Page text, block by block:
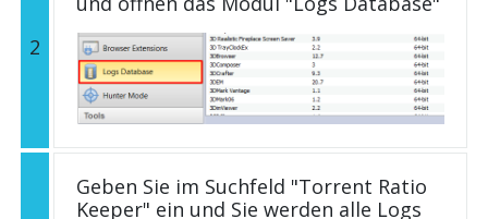
2
Geben Sie im Suchfeld "Torrent Ratio
Keeper" ein und Sie werden alle Logs